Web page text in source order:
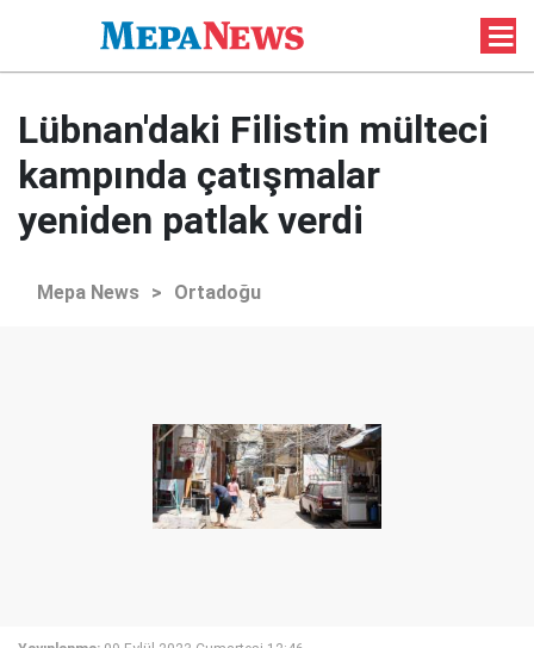
Lübnan'daki Filistin mülteci
kampında çatışmalar
yeniden patlak verdi
Mepa News > Ortadoğu